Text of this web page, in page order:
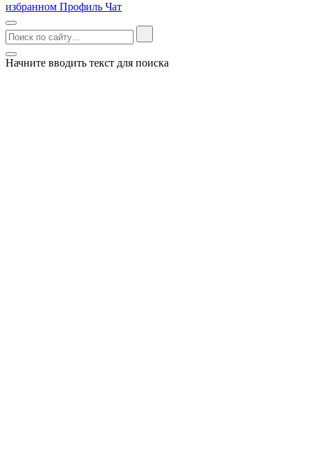
избранном Профиль Чат
Начните вводить текст для поиска